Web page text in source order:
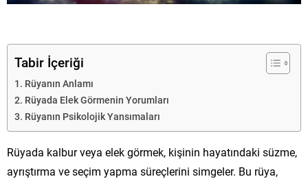
Tabir İçeriği
Rüyanın Anlamı
Rüyada Elek Görmenin Yorumları
Rüyanın Psikolojik Yansımaları
Rüyada kalbur veya elek görmek, kişinin hayatındaki süzme,
ayrıştırma ve seçim yapma süreçlerini simgeler. Bu rüya,